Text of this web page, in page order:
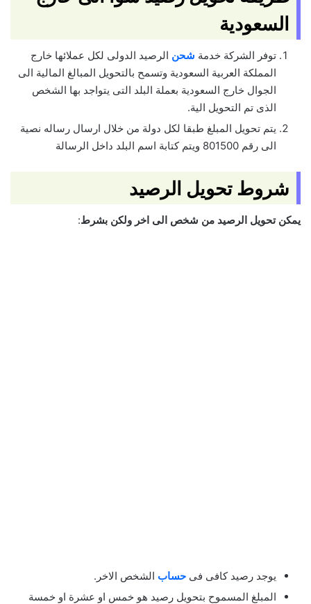
السعودية
توفر الشركة خدمة شحن الرصيد الدولى لكل عملائها خارج
المملكة العربية السعودية وتسمح بالتحويل المبالغ المالية الى
الجوال خارج السعودية بعملة البلد التى يتواجد بها الشخص
الذى تم التحويل الية.
يتم تحويل المبلغ طبقا لكل دولة من خلال ارسال رساله نصية
الى رقم 801500 ويتم كتابة اسم البلد داخل الرسالة
شروط تحويل الرصيد
يمكن تحويل الرصيد من شخص الى اخر ولكن بشرط:
يوجد رصيد كافى فى حساب الشخص الاخر.
المبلغ المسموح بتحويل رصيد هو خمس او عشرة او خمسة